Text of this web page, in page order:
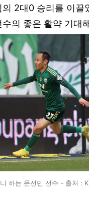
2대0 승리를 이끌
의 좋은 활약 기대
하는 문선민 선수 - 출처 :